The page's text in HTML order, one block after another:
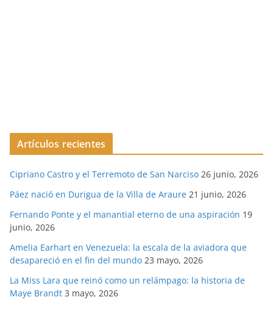
Artículos recientes
Cipriano Castro y el Terremoto de San Narciso 26 junio, 2026
Páez nació en Durigua de la Villa de Araure 21 junio, 2026
Fernando Ponte y el manantial eterno de una aspiración 19
junio, 2026
Amelia Earhart en Venezuela: la escala de la aviadora que
desapareció en el fin del mundo 23 mayo, 2026
La Miss Lara que reinó como un relámpago: la historia de
Maye Brandt 3 mayo, 2026